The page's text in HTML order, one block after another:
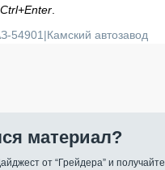
Ctrl+Enter
54901 |Камский автозавод
материал?
от “Грейдера” и получайте